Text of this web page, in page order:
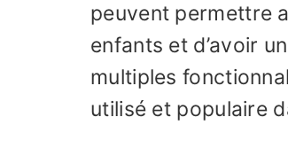
peuvent permettre
enfants et d’avoir
multiples
utilisé et populaire